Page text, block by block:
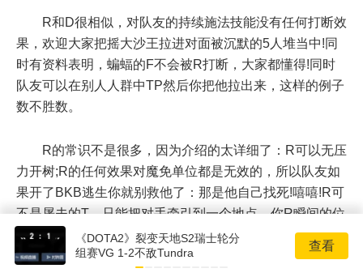
R和D很相似，对队友的持续施法技能没有任何打断效
果，欢迎大家把摇大沙王拉进对面被沉默的5人堆当中!同
时有资料表明，蝙蝠的F不会被R打断，大家都懂得!同时
队友可以在别人人群中TP然后你把他拉出来，这样的例子
数不胜数。
R的常识不是很多，因为介绍的太详细了：R可以无压
力开树;R的任何效果对魔免单位都是无效的，所以队友如
果开了BKB逃生你就别救他了：那是他自己找死!嘻嘻!R可
不是屠夫的T，只能把对手牵引到一个地点，你R瞬间的位
置就是他的落地位置，别以为能和光老头玩什么泉水拉了!
《DOTA2》裂变天地S2瑞士轮分
组赛VG 1-2不敌Tundra
查看